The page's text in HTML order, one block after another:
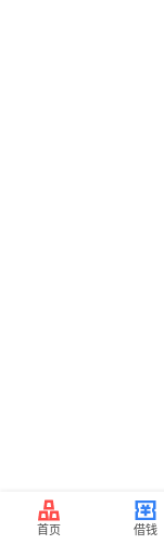
首页 借钱